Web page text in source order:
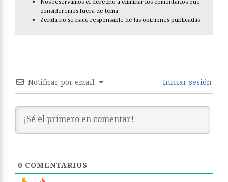
consideremos fuera de tema.
Zenda no se hace responsable de las opiniones publicadas.
Notificar por email Iniciar sesión
0 COMENTARIOS